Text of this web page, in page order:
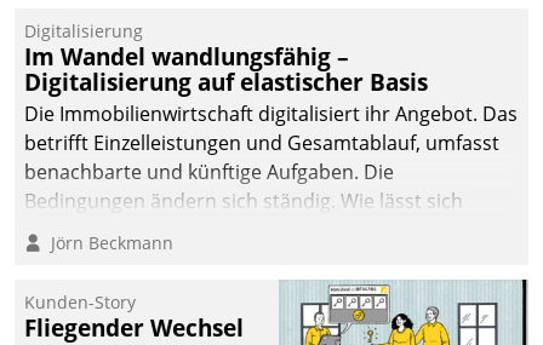
Digitalisierung
Im Wandel wandlungsfähig –
Digitalisierung auf elastischer Basis
Die Immobilienwirtschaft digitalisiert ihr Angebot. Das
betrifft Einzelleistungen und Gesamtablauf, umfasst
benachbarte und künftige Aufgaben. Die
Bedingungen ändern sich ständig. Wie lässt sich
technisch die Kontrolle wahren und zugleich Freiraum
fürs Wachsen öffnen?
Jörn Beckmann
Kunden-Story
Fliegender Wechsel